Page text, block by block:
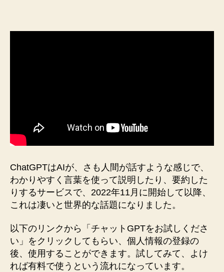
題
た
ChatGPTはAIが、さも人間が話すような感じで、
わかりやすく言葉を使って説明したり、要約した
りするサービスで、2022年11月に開始して以降、
これは凄いと世界的な話題になりました。
以下のリンクから「チャットGPTをお試しくださ
い」をクリックしてもらい、個人情報の登録の
後、使用することができます。試してみて、よけ
れば有料で使うという流れになっています。